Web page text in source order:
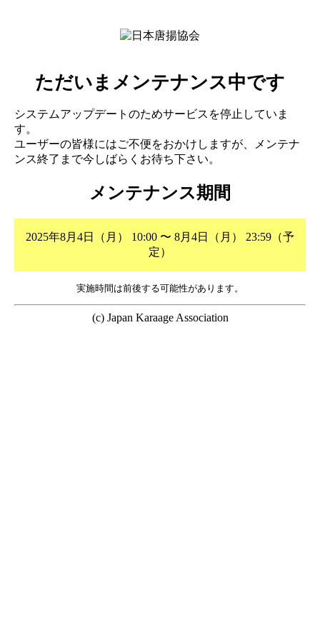
ただいまメンテナンス中です
システムアップデートのためサービスを停止していま
す。
ユーザーの皆様にはご不便をおかけしますが、メンテナ
ンス終了まで今しばらくお待ち下さい。
メンテナンス期間
2025年8月4日（月） 10:00 〜 8月4日（月） 23:59（予
定）
実施時間は前後する可能性があります。
(c) Japan Karaage Association